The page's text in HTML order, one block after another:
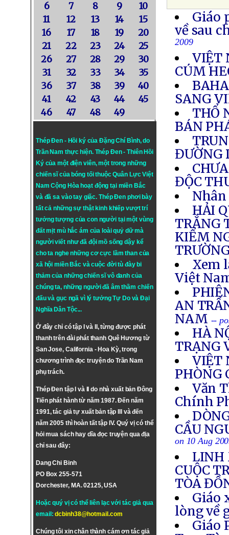
6
7 8 9
10
11
12 13 14
15
16
17 18 19
20
21
22 23 24
25
26
27 28 29
30
31
32 33 34
35
36
37 38 39
40
41
42 43 44
45
46
47 48 49
Thép Đen - Hồi ký của Đặng Chí Bình, do
Trần Nam thực hiện. Thép Đen- Thiên Hồi
Ký của một điện viên, một trong những
chiến sĩ của bóng tối thuộc Quân Lực Việt
Nam Cộng Hòa hoạt động tại miền Bắc
và đã sa vào tay giặc. Thép Đen phơi bày
tất cả những sự thật kinh khiếp vượt trí
tưởng tượng của con người tại một vùng
đất mịt mù hắc ám của loài quỷ dữ mà
người viết như đã đội mồ sống dậy kể
cho ta nghe những cơ cực lầm than của
xã hội miền Bắc và cuộc đời tù đày bi
thảm của những chiến sĩ vô danh của
chúng ta, những người đã âm thầm chiến
đấu và gục ngã vì lý tưởngTự DovàĐại
Nghĩa Dân Tộc...
Ở đây chỉ có tập I và II, từng được phát
thanh trên đài phát thanh Quê Hương từ
San Jose, California - Hoa Kỳ, trong
chương trình đọc truyện do Trần Nam
phụ trách.
Thép Đen tập I và II do nhà xuất bản Đông
Tiến phát hành từ năm 1987. Đến năm
1991, tác giả tự xuất bản tập III và đến
năm 2005 thì hoàn tất tập IV. Quý vị có thể
hỏi mua sách hay dĩa đọc truyện qua địa
chỉ sau đây:
Dang Chi Binh
PO Box 255-571
Dorchester, MA. 02125, USA
Hoặc quý vị có thể liên lạc với tác giả qua
email:dcbinh38@hotmail.com
Chúng tôi xin chân thành cám ơn tác giả
Giáo
về sau
2009
VIỆT
CÚM
SANG
THỔ
BÁN
ĐƯỜNG
ĐỘC
Nhân
HẢI
TRẮNG
KIỂM
Xem
Việt
AN
NAM --
HÀ
TRẠNG
VIỆT
PHÒNG
Văn
Chính
CẦU
on 10 Aug
LINH
CUỘC
TÒA
Giáo
lòng về
Giáo